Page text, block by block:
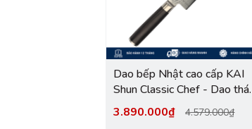
Dao bếp Nhật cao cấp KAI
Shun Classic Chef - Dao thái
thịt cá thép Damascus 69 lớp
DM0706 (200mm)
3.890.000₫ 4.579.000₫